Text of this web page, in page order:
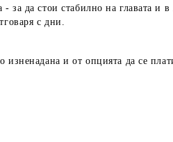
за да стои стабилно на главата и в
с дни.
изненадана и от опцията да се